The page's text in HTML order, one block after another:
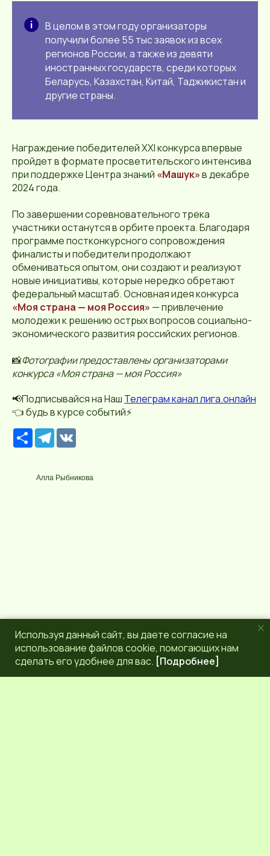
В целом в этом году организаторы
получили более 55 тыс заявок из всех
регионов России, а также из девяти
иностранных государств, среди которых
Беларусь, Казахстан, Китай, Таджикистан и
другие страны.
Награждение победителей XXI конкурса впервые
пройдет в формате просветительского интенсива
при поддержке Центра знаний «Машук»в декабре
2024 года.
По завершении соревновательного трека
участники останутся в орбите проекта. Благодаря
программе постконкурсного сопровождения
финалисты и победители продолжают
обмениваться опытом, они создают и реализуют
новые инициативы, которые нередко обретают
федеральный масштаб. Основная идея конкурса
«Моя страна — моя Россия» — привлечение
молодежи к решению острых вопросов социально-
экономического развития российских регионов.
📸Фотографии предоставлены организаторами
конкурса «Моя страна — моя Россия»
📢Подписывайся на Наш Телеграм канал лига.онлайн
👈 будь в курсе событий⚡️
Р
е
р
с
T
e
g
r
Алла Рыбникова
Используя данный сайт, вы даете согласие на
использование файлов cookie, помогающих нам
сделать его удобнее для вас. [Подробнее]